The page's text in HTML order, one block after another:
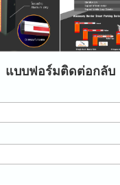
แบบฟอร์มติดต่อกลับ